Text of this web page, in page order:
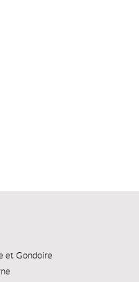
et Gondoire